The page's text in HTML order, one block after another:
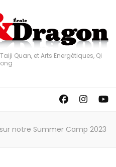
Quan, et Arts Energétiques, Qi
notre Summer Camp 2023